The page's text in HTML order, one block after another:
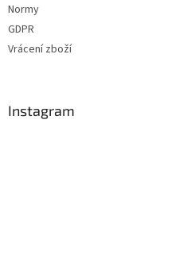
Normy
GDPR
Vrácení zboží
Instagram